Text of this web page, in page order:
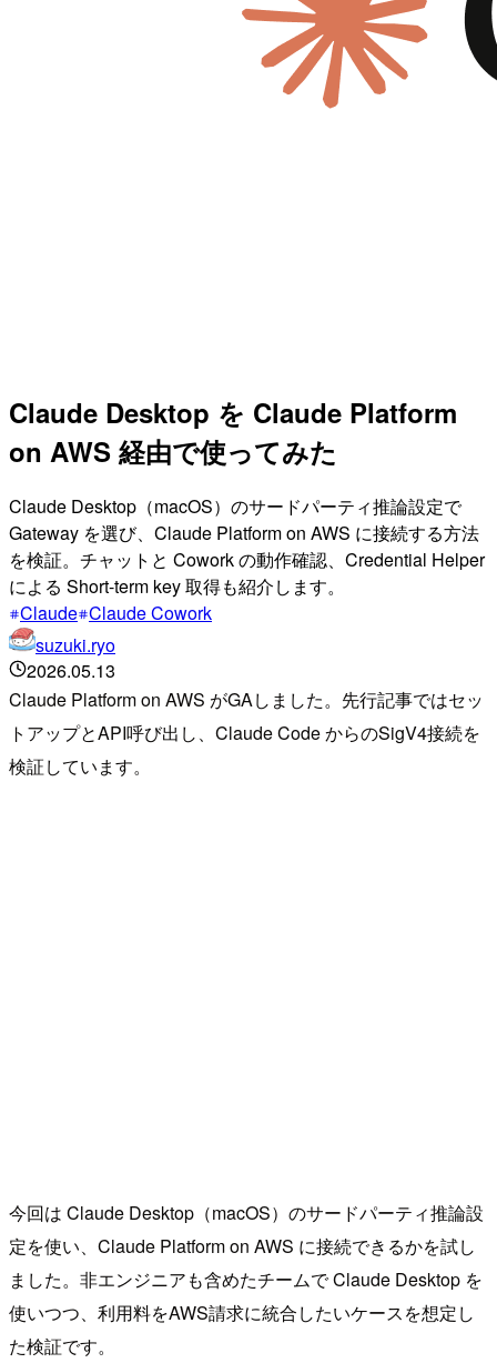
Claude Desktop を Claude Platform
on AWS 経由で使ってみた
Claude Desktop（macOS）のサードパーティ推論設定で
Gateway を選び、Claude Platform on AWS に接続する方法
を検証。チャットと Cowork の動作確認、Credential Helper
による Short-term key 取得も紹介します。
Claude Claude Cowork
suzuki.ryo
2026.05.13
Claude Platform on AWS がGAしました。先行記事ではセッ
トアップとAPI呼び出し、Claude Code からのSigV4接続を
検証しています。
今回は Claude Desktop（macOS）のサードパーティ推論設
定を使い、Claude Platform on AWS に接続できるかを試し
ました。非エンジニアも含めたチームで Claude Desktop を
使いつつ、利用料をAWS請求に統合したいケースを想定し
た検証です。